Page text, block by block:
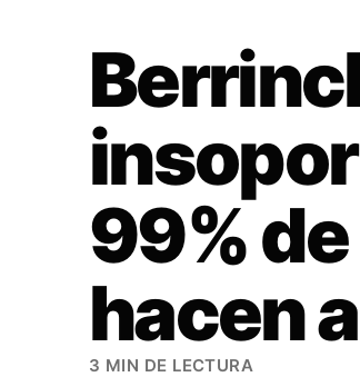
99%
hacen
3 MIN DE LECTURA